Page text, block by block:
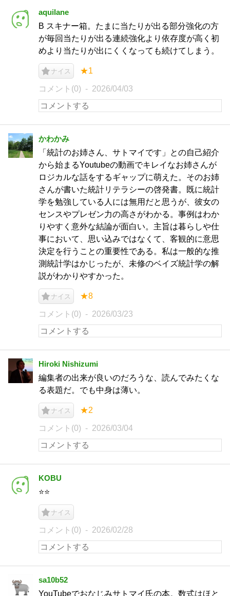
aquilane
B スキナー箱。たまに当たりが出る部分強化の方
が毎回当たりが出る連続強化より依存度が高く初
めより当たりが出にくくなっても続けてしまう。
ナイス ★1
コメント(0) 2026/04/03
かわかみ
「統計のお姉さん、サトマイです」との自己紹介
から始まるYoutubeの動画でキレイなお姉さんが
ロジカルな話をするギャップに萌えた。そのお姉
さんが書いた統計リテラシーの啓発書。既に統計
学を勉強している人には無用だと思うが、彼女の
センスやプレゼン力の高さがわかる。事例はわか
りやすく意外な結論が面白い。主旨は暮らしや仕
事において、思い込みではなくて、客観的に意思
決定を行うことの重要性である。私は一般的な推
測統計学はかじったが、未修のベイズ統計学の解
説がわかりやすかった。
ナイス ★8
コメント(0) 2026/03/23
Hiroki Nishizumi
編集者の出来が良いのだろうな、読んでみたくな
る表題だ。でも中身は薄い。
ナイス ★2
コメント(0) 2026/03/04
KOBU
⭐️⭐️
ナイス
コメント(0) 2026/02/28
sa10b52
YouTubeでおなじみサトマイ氏の本。数式はほと